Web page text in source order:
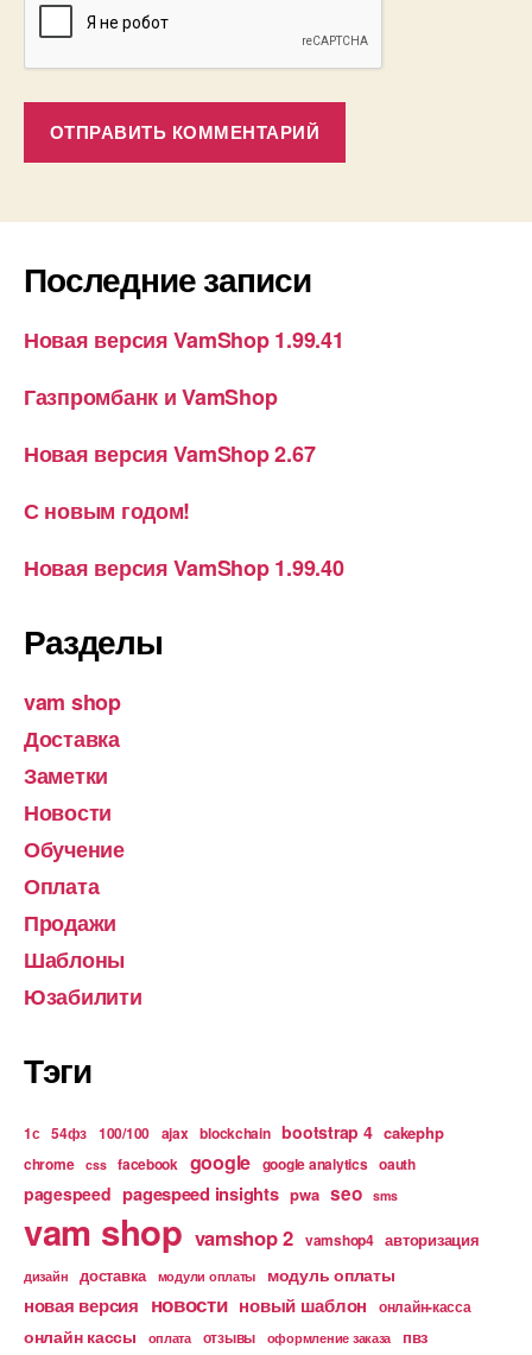
Последние записи
Новая версия VamShop 1.99.41
Газпромбанк и VamShop
Новая версия VamShop 2.67
С новым годом!
Новая версия VamShop 1.99.40
Разделы
vam shop
Доставка
Заметки
Новости
Обучение
Оплата
Продажи
Шаблоны
Юзабилити
Тэги
1с 54фз 100/100 ajax blockchain bootstrap 4 cakephp
chrome css facebook google google analytics oauth
pagespeed pagespeed insights pwa seo sms
vam shop vamshop 2 vamshop4 авторизация
дизайн доставка модули оплаты модуль оплаты
новая версия новости новый шаблон онлайн-касса
онлайн кассы оплата отзывы оформление заказа пвз